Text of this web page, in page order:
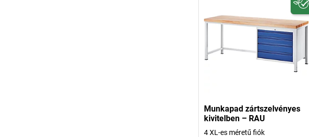
Munkapad zártszelvényes
kivitelben – RAU
4 XL-es méretű fiók